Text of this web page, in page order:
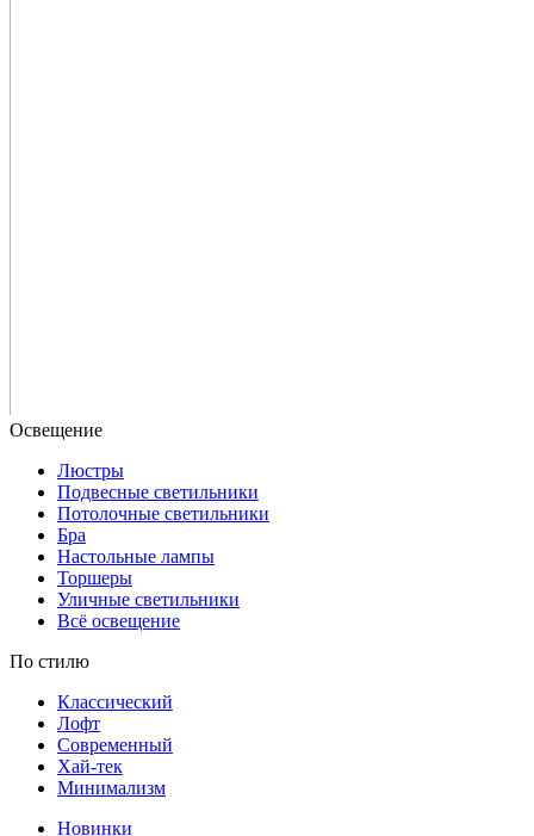
Люстры
Подвесные светильники
Потолочные светильники
Бра
Настольные лампы
Торшеры
Уличные светильники